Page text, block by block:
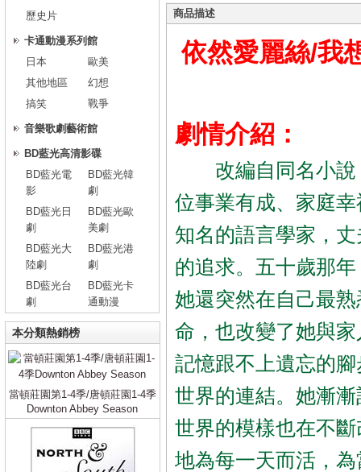
商品描述
依然愛麗絲/我
劇情介紹：
改編自同名小說
位事業有成、家庭
知名的語言學家，
的追求。五十歲那
她還突然在自己最
命，也改變了她與
記憶跟不上遺忘的
世界的連結。她漸
世界的模樣也在不
地為每一天而活，
歷史片
卡通動漫系列館
日本
歐美
其他地區
幻想
搞笑
戰爭
音樂歌劇藝術館
BD藍光高清影碟
BD藍光電
影
BD藍光韓
劇
BD藍光日
劇
BD藍光歐
美劇
BD藍光大
陸劇
BD藍光港
劇
BD藍光台
劇
BD藍光卡
通動漫
本分類熱銷榜
當頓莊園第1-4季/唐頓莊園1-4季
Downton Abbey Season